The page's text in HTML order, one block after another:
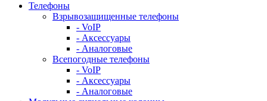
Телефоны
Взрывозащищенные телефоны
- VoIP
- Аксессуары
- Аналоговые
Всепогодные телефоны
- VoIP
- Аксессуары
- Аналоговые